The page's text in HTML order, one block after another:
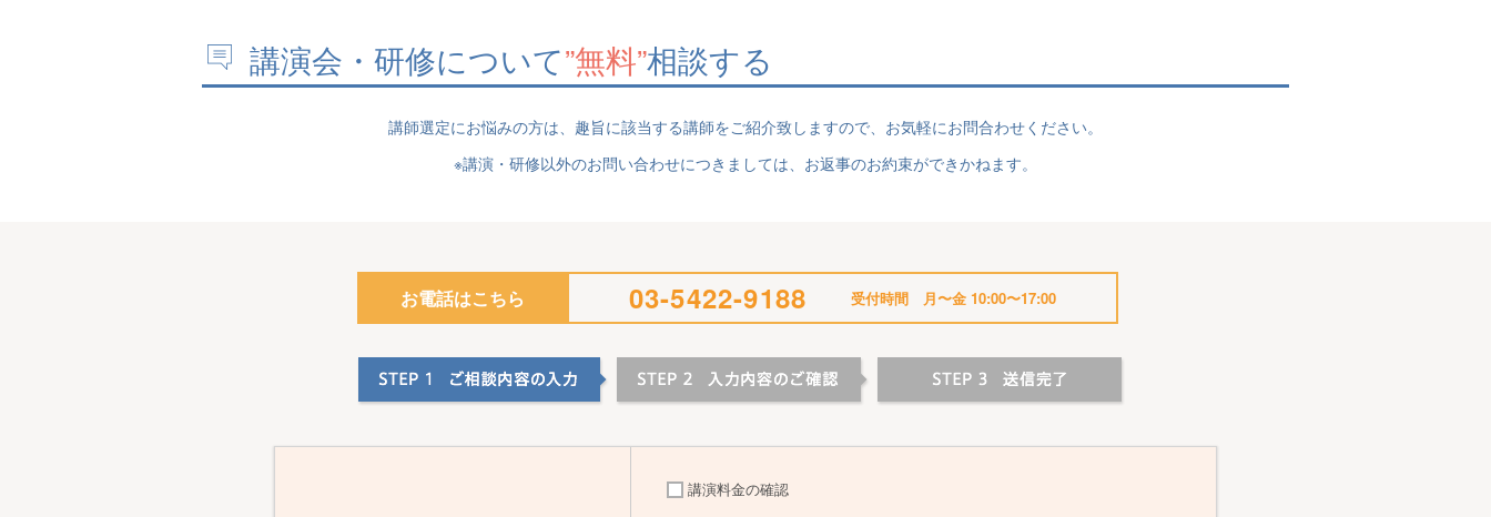
講演会・研修について”無料”相談する
講師選定にお悩みの方は、趣旨に該当する講師をご紹介致しますので、お気軽にお問合わせください。
※講演・研修以外のお問い合わせにつきましては、お返事のお約束ができかねます。
お電話はこちら 03-5422-9188 受付時間 月〜金 10:00〜17:00
講演料金の確認